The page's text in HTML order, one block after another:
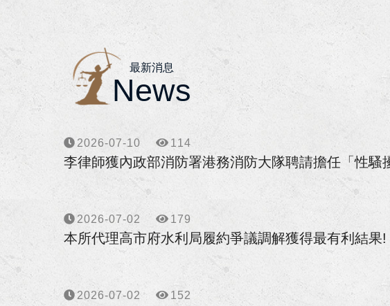
本所協助楊女士涉犯偽造文書等案件獲屏東地檢
狂賀！本所獲高雄市政府原住民族事務委員會獲
狂賀！李律師獲聘為南部科學園區管理局第七屆
狂賀！李律師獲聘為高雄市政府勞工局第6屆勞
狂賀！本所協助向小姐涉犯詐欺、洗錢等案獲高
狂賀！本所協助柯00員警等四人涉犯強制罪等
李律師獲海洋委員會海巡署東南沙分署聘任為國
李律師獲高雄市政府警察局聘任為法律諮詢委員
狂賀！本所協助朱先生請求確認僱傭關係存在
最新消息
News
2026-07-10 114
李律師獲內政部消防署港務消防大隊聘請擔任「性騷
2026-07-02 179
本所代理高市府水利局履約爭議調解獲得最有利結果!
2026-07-02 152